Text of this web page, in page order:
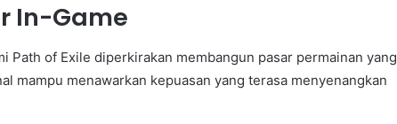
In-Game
Path of Exile diperkirakan membangun pasar permainan yang
mampu menawarkan kepuasan yang terasa menyenangkan